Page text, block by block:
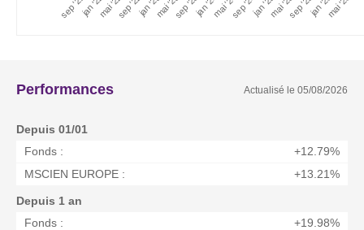
jan '22 jan '23 jan '24 jan '25 jan '26
sep '21 mai '22sep '22 mai '23sep '23 mai '24sep '24 mai '25sep '25 mai '26
Performances Actualisé le 05/08/2026
Depuis 01/01
Fonds :
+12.79%
MSCIEN EUROPE :
+13.21%
Depuis 1 an
Fonds :
+19.98%